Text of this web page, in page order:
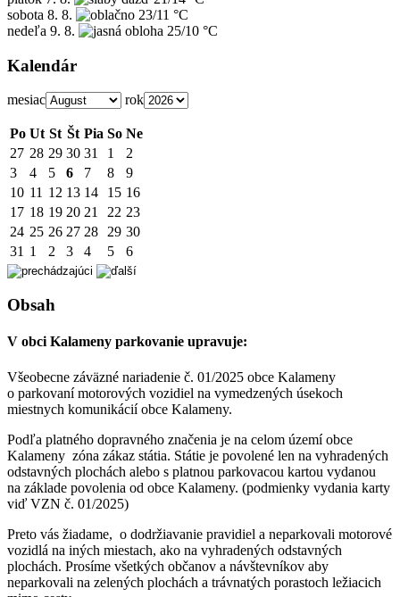
sobota 8. 8.
23/11 °C
nedeľa 9. 8. 25/10 °C
Kalendár
mesiac rok
Po Ut St Št Pia So Ne
27 28 29 30 31 1
2
3
4 5 6 7 8
9
10 11 12 13 14 15 16
17 18 19 20 21 22 23
24 25 26 27 28 29 30
31 1 2 3 4 5 6
Obsah
V obci Kalameny parkovanie upravuje:
Všeobecne záväzné nariadenie č. 01/2025 obce Kalameny
o parkovaní motorových vozidiel na vymedzených úsekoch
miestnych komunikácií obce Kalameny.
Podľa platného dopravného značenia je na celom území obce
Kalameny zóna zákaz státia. Státie je povolené len na vyhradených
odstavných plochách alebo s platnou parkovacou kartou vydanou
na základe povolenia od obce Kalameny. (podmienky vydania karty
viď VZN č. 01/2025)
Preto vás žiadame, o dodržiavanie pravidiel a neparkovali motorové
vozidlá na iných miestach, ako na vyhradených odstavných
plochách. Prosíme všetkých občanov a návštevníkov aby
neparkovali na zelených plochách a trávnatých porastoch ležiacich